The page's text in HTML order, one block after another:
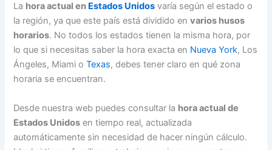
La hora actual en Estados Unidos varía según el estado o
la región, ya que este país está dividido envarios husos
horarios. No todos los estados tienen la misma hora, por
lo que si necesitas saber la hora exacta en Nueva York, Los
Ángeles, Miami oTexas, debes tener claro en qué zona
horaria se encuentran.
Desde nuestra web puedes consultar la hora actual de
Estados Unidos en tiempo real, actualizada
automáticamente sin necesidad de hacer ningún cálculo.